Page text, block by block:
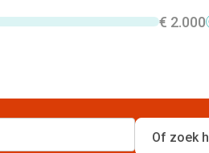
€ 2.000